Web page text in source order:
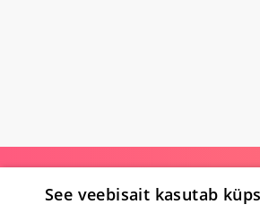
See veebisait kasutab